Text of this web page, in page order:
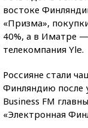
востоке
«Призма»,
40%, а в Иматре
телекомпания Yle.
Россияне стали
Финляндию после
Business FM
«Электронная